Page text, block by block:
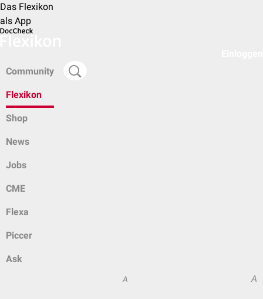
Das Flexikon
als App
Community
Flexikon
Shop
News
Jobs
CME
Flexa
Piccer
Ask
A A